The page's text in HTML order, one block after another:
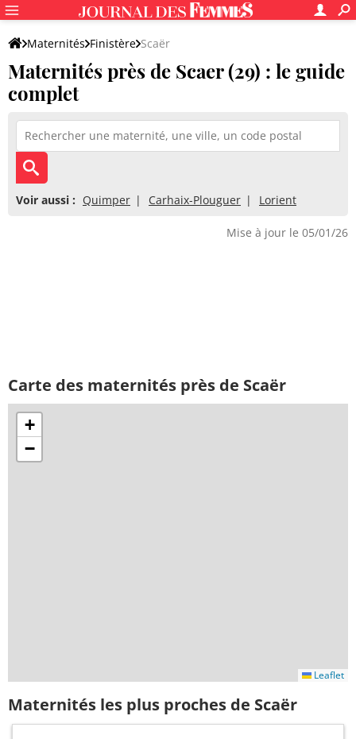
Maternités Finistère Scaër
Maternités près de Scaer (29) : le guide
complet
Voir aussi : Quimper Carhaix-Plouguer Lorient
Mise à jour le 05/01/26
Carte des maternités près de Scaër
+
−
Leaflet
Maternités les plus proches de Scaër